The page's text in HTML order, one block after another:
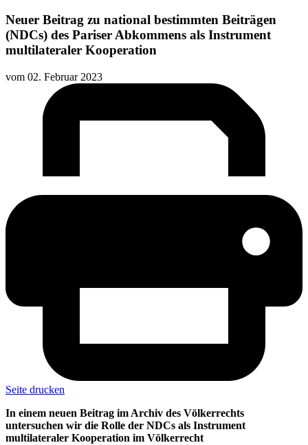
Neuer Beitrag zu national bestimmten Beiträgen
(NDCs) des Pariser Abkommens als Instrument
multilateraler Kooperation
vom 02. Februar 2023
Seite drucken
In einem neuen Beitrag im Archiv des Völkerrechts
untersuchen wir die Rolle der NDCs als Instrument
multilateraler Kooperation im Völkerrecht